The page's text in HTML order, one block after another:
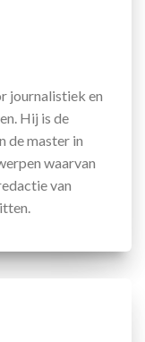
journalistiek en
Hij is de
de master in
waarvan
van